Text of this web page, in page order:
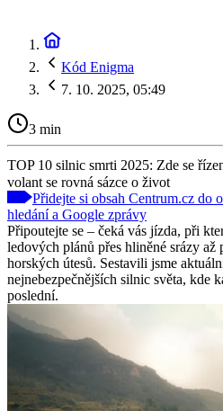
Kód Enigma
7. 10. 2025, 05:49
3 min
TOP 10 silnic smrti 2025: Zde se
volant se rovná sázce o život
Přidejte si obsah Centrum.cz do
hledání a Google zprávy
Připoutejte se – čeká vás jízda, při
ledových plánů přes hliněné srázy až
horských útesů. Sestavili jsme
nejnebezpečnějších silnic světa, kde
poslední.